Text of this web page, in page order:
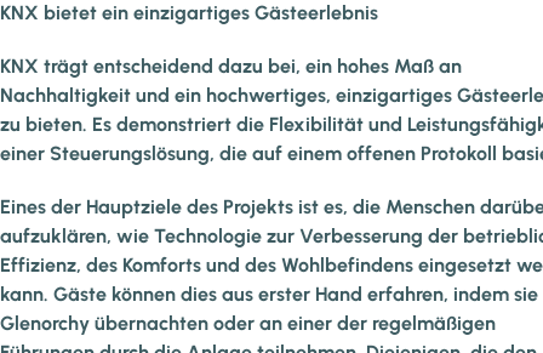
KNX bietet ein einzigartiges Gästeerlebnis
KNX trägt entscheidend dazu bei, ein hohes Maß an
Nachhaltigkeit und ein hochwertiges, einzigartiges
zu bieten. Es demonstriert die Flexibilität und
einer Steuerungslösung, die auf einem offenen Protokoll
Eines der Hauptziele des Projekts ist es, die Menschen
aufzuklären, wie Technologie zur Verbesserung der
Effizienz, des Komforts und des Wohlbefindens eingesetzt
kann. Gäste können dies aus erster Hand erfahren, indem sie
Glenorchy übernachten oder an einer der regelmäßigen